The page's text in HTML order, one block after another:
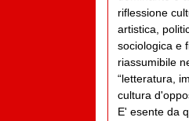
riflessione
artistica,
sociologica e
riassumibile
“letteratura,
cultura
E' esente da